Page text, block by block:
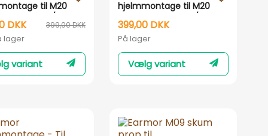
til M20
Armygrøn /
:
Brown
399,00 DKK
DKK
lager
variant
hjelmmontage til M20
hjelm - Armygrøn /
Sort / Sandfarvet :
SORT
399,00 DKK
På lager
Vælg variant